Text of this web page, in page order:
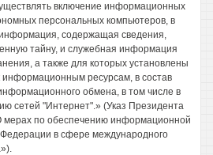
включение информационных
персональных компьютеров, в
содержащая сведения,
тайну, и служебная информация
а также для которых установлены
информационным ресурсам, в состав
обмена, в том числе в
сетей "Интернет".» (Указ Президента
по обеспечению информационной
в сфере международного